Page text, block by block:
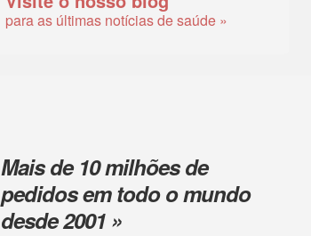
para as últimas notícias de saúde »
Mais de 10 milhões de
pedidos em todo o mundo
desde 2001 »